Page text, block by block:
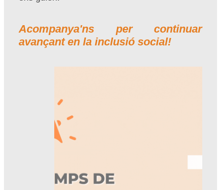
Acompanya'ns per continuar
avançant en la inclusió social!